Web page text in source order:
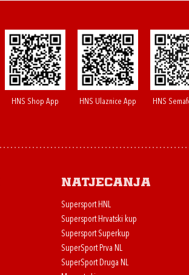
HNS Shop App HNS Ulaznice App HNS
Natjecanja
Supersport HNL
Supersport Hrvatski kup
Supersport Superkup
SuperSport Prva NL
SuperSport Druga NL